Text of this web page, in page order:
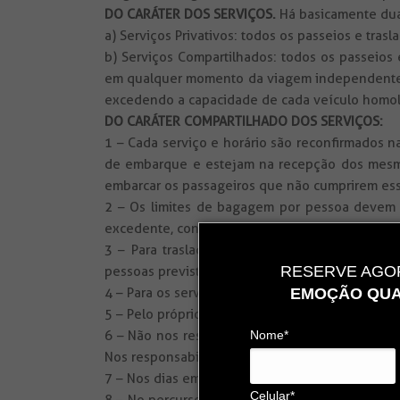
RESERVE
EMOÇÃO
Nome*
Celular*
DO CARÁTER DOS SERVIÇOS. Há basicamente
a) Serviços Privativos: todos os passeios e
b) Serviços Compartilhados: todos os
em qualquer momento da viagem
excedendo a capacidade de cada veículo
DO CARÁTER COMPARTILHADO DOS SERVIÇOS:
1 – Cada serviço e horário são reconfirmados
de embarque e estejam na recepção dos
embarcar os passageiros que não cumprirem
2 – Os limites de bagagem por pessoa
excedente, consulte-nos (ou ao seu agente de
3 – Para traslados terrestres, poderão ser
pessoas previsto.
4 – Para os serviços fora de estrada
5 – Pelo próprio conceito do serviço, poderá
6 – Não nos responsabilizamos pela perda de
Nos responsabilizamos apenas pelos serviços
7 – Nos dias em que há traslados